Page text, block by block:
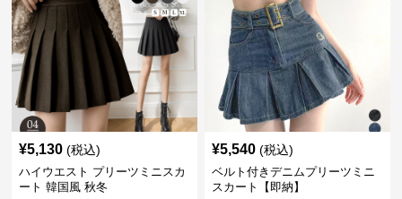
¥5,130 (税込)
ハイウエスト プリーツミニスカ
ート 韓国風 秋冬
¥5,540 (税込)
ベルト付きデニムプリーツミニ
スカート【即納】